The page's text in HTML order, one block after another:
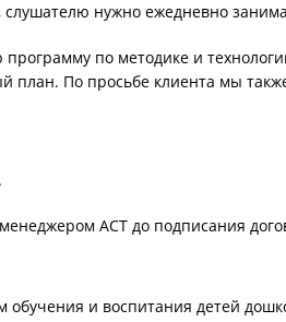
нужно ежедневно
по методике и
план. По просьбе клиента мы
АСТ до подписания
и воспитания детей